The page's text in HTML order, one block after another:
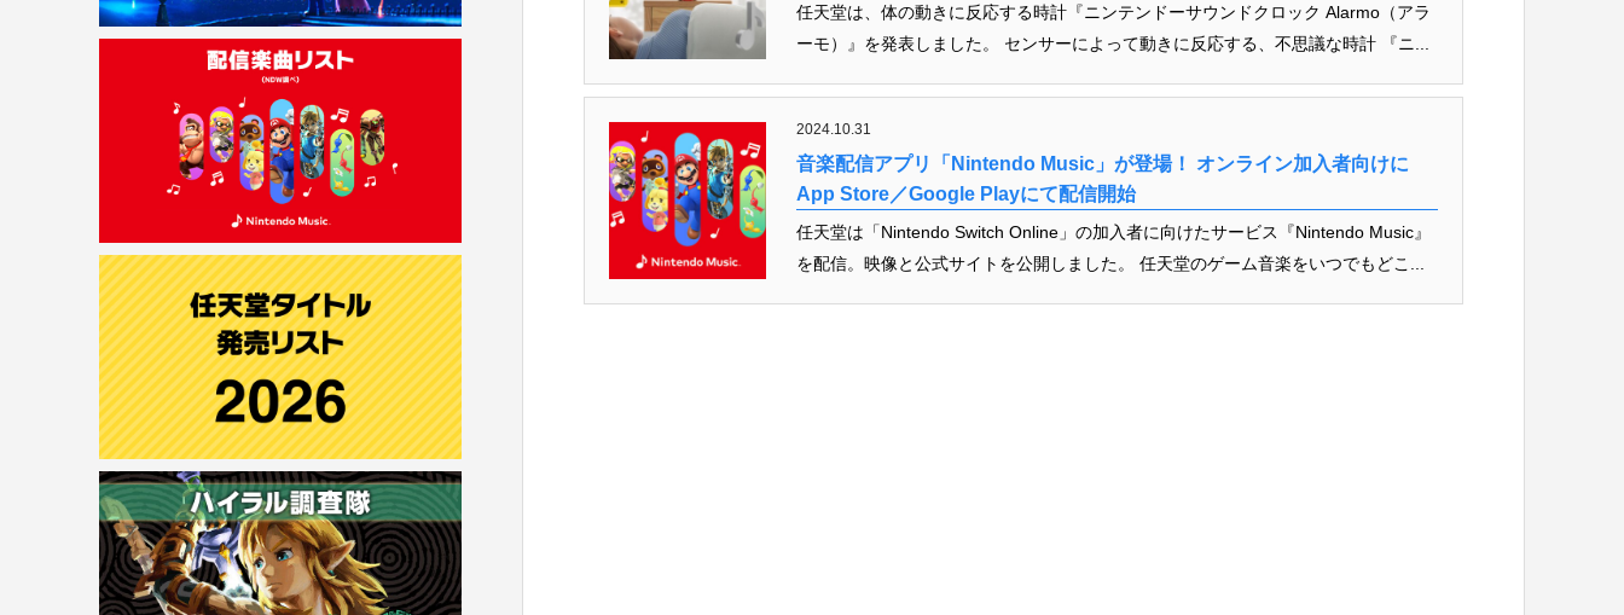
任天堂は、体の動きに反応する時計『ニンテンドーサウンドクロック Alarmo（アラ
ーモ）』を発表しました。 センサーによって動きに反応する、不思議な時計 『ニ...
2024.10.31
音楽配信アプリ「Nintendo Music」が登場！ オンライン加入者向けに
App Store／Google Playにて配信開始
任天堂は「Nintendo Switch Online」の加入者に向けたサービス『Nintendo Music』
を配信。映像と公式サイトを公開しました。 任天堂のゲーム音楽をいつでもどこ...